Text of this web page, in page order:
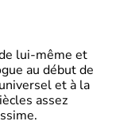
lui-même et
au début de
et à la
assez